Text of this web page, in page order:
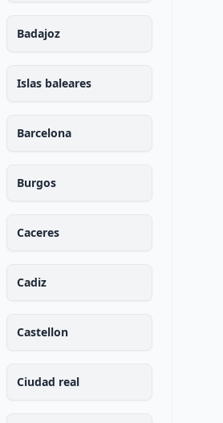
Badajoz
Islas baleares
Barcelona
Burgos
Caceres
Cadiz
Castellon
Ciudad real